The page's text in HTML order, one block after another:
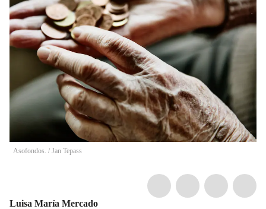
Asofondos. / Jan Tepass
Luisa María Mercado